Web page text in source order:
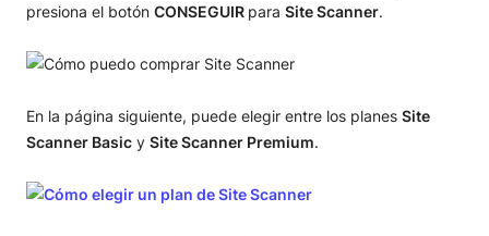
presiona el botón CONSEGUIR para Site Scanner.
En la página siguiente, puede elegir entre los planes Site
Scanner Basic y Site Scanner Premium.